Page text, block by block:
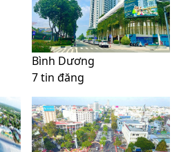
Bình Dương
7 tin đăng